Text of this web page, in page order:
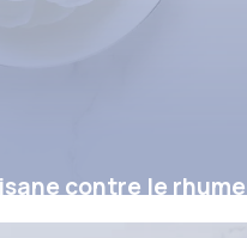
contre le rhume